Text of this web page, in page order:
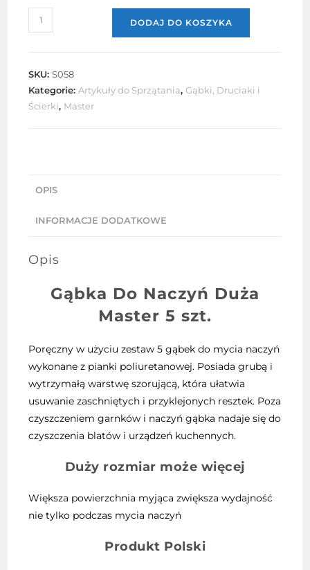
ilość
Gąbka
Master
DODAJ DO KOSZYKA
SKU:S058
Kategorie:Artykuły do Sprzątania,Gąbki, Druciaki i
Ścierki, Master
OPIS
INFORMACJE DODATKOWE
Opis
Gąbka Do Naczyń Duża
Master 5 szt.
Poręczny w użyciu zestaw 5 gąbek do mycia naczyń
wykonane z pianki poliuretanowej. Posiada grubą i
wytrzymałą warstwę szorującą, która ułatwia
usuwanie zaschniętych i przyklejonych resztek. Poza
czyszczeniem garnków i naczyń gąbka nadaje się do
czyszczenia blatów i urządzeń kuchennych.
Duży rozmiar może więcej
Większa powierzchnia myjąca zwiększa wydajność
nie tylko podczas mycia naczyń
Produkt Polski